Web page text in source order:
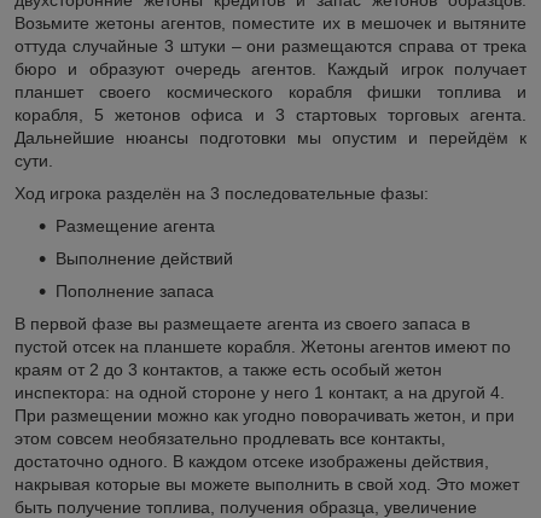
Возьмите жетоны агентов, поместите их в мешочек и вытяните
оттуда случайные 3 штуки – они размещаются справа от трека
бюро и образуют очередь агентов. Каждый игрок получает
планшет своего космического корабля фишки топлива и
корабля, 5 жетонов офиса и 3 стартовых торговых агента.
Дальнейшие нюансы подготовки мы опустим и перейдём к
сути.
Ход игрока разделён на 3 последовательные фазы:
Размещение агента
Выполнение действий
Пополнение запаса
В первой фазе вы размещаете агента из своего запаса в
пустой отсек на планшете корабля. Жетоны агентов имеют по
краям от 2 до 3 контактов, а также есть особый жетон
инспектора: на одной стороне у него 1 контакт, а на другой 4.
При размещении можно как угодно поворачивать жетон, и при
этом совсем необязательно продлевать все контакты,
достаточно одного. В каждом отсеке изображены действия,
накрывая которые вы можете выполнить в свой ход. Это может
быть получение топлива, получения образца, увеличение